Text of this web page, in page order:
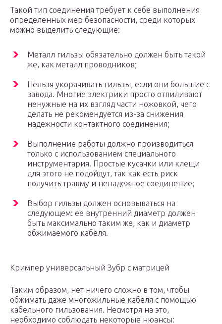
Такой тип соединения требует к себе выполнения
определенных мер безопасности, среди которых
можно выделить следующие:
Металл гильзы обязательно должен быть такой
же, как металл проводников;
Нельзя укорачивать гильзы, если они большие с
завода. Многие электрики просто отпиливают
ненужные на их взгляд части ножовкой, чего
делать не рекомендуется из-за снижения
надежности контактного соединения;
Выполнение работы должно производиться
только с использованием специального
инструментария. Простые кусачки или клещи
для этого не подойдут, так как есть риск
получить травму и ненадежное соединение;
Выбор гильзы должен основываться на
следующем: ее внутренний диаметр должен
быть максимально таким же, как и диаметр
обжимаемого кабеля.
Кримпер универсальный Зубр с матрицей
Таким образом, нет ничего сложно в том, чтобы
обжимать даже многожильные кабеля с помощью
кабельного гильзования. Несмотря на это,
необходимо соблюдать некоторые нюансы: